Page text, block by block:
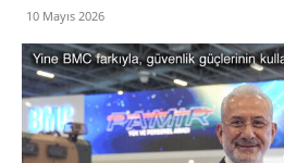
10 Mayıs 2026